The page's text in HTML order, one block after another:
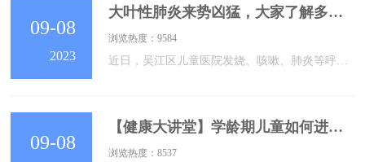
09-08
2023
浏览热度：9584
大叶性肺炎来势凶猛，大家了解多少？
09-08 浏览热度：8537
【健康大讲堂】学龄期儿童如何进行身体活动